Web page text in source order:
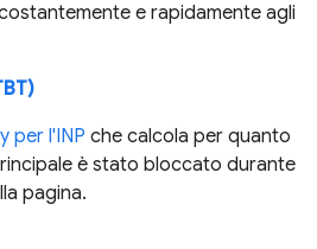
e rapidamente agli
per l'INP che calcola per quanto
è stato bloccato durante
pagina.